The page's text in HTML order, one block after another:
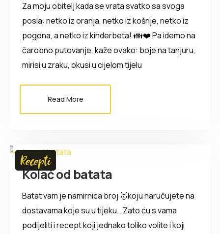
Za moju obitelj kada se vrata svatko sa svoga
posla: netko iz oranja, netko iz košnje, netko iz
pogona, a netko iz kinderbeta! 👪❤️ Pa idemo na
čarobno putovanje, kaže ovako: boje na tanjuru,
mirisi u zraku, okusi u cijelom tijelu
Read More
Recepti
Kolač od batata
Batat vam je namirnica broj 🥇koju naručujete na
dostavama koje su u tijeku… Zato ću s vama
podijeliti i recept koji jednako toliko volite i koji